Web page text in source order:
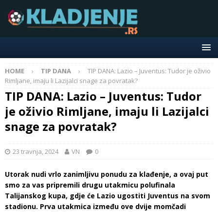
HOME TIP DANA
TIP DANA: Lazio – Juventus: Tudor je oživio
Rimljane, imaju li Lazijalci snage za povratak?
TIP DANA: Lazio – Juventus: Tudor
je oživio Rimljane, imaju li Lazijalci
snage za povratak?
23 travnja, 2024 VN 0
Utorak nudi vrlo zanimljivu ponudu za klađenje, a ovaj put
smo za vas pripremili drugu utakmicu polufinala
Talijanskog kupa, gdje će Lazio ugostiti Juventus na svom
stadionu. Prva utakmica između ove dvije momčadi